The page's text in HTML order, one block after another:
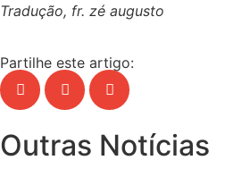
Tradução, fr. zé augusto
Partilhe este artigo:
Outras Notícias